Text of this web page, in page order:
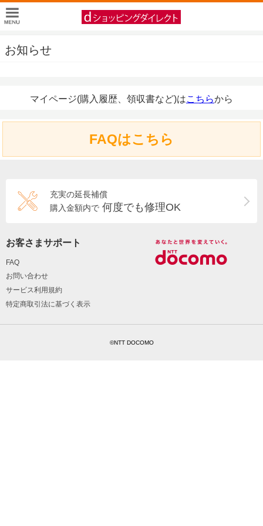
お知らせ
マイページ(購入履歴、領収書など)はこちらから
FAQはこちら
充実の延長補償
購入金額内で 何度でも修理OK
お客さまサポート
FAQ
お問い合わせ
サービス利用規約
特定商取引法に基づく表示
©NTT DOCOMO